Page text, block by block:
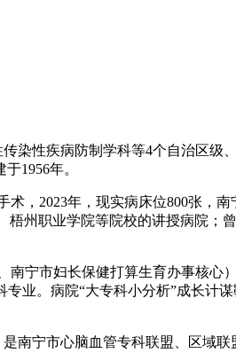
性疾病防制学科等4个自治区级
1956年。
，2023年，现实病床位800张，南
州职业学院等院校的讲授病院；
市妇长保健打算生育办事核心）
业。病院“大专科小分析”成长计
宁市心脑血管专科联盟、区域联